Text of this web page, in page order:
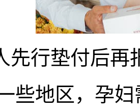
行垫付后再
地区，孕妇